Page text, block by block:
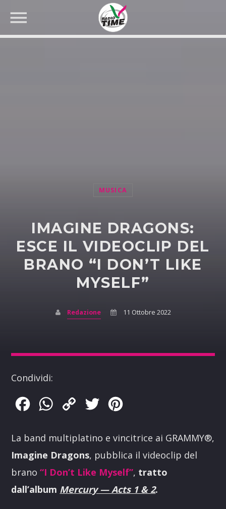
MUSICA
IMAGINE DRAGONS:
ESCE IL VIDEOCLIP DEL
BRANO “I DON’T LIKE
MYSELF”
Redazione 11 Ottobre 2022
Condividi:
FacebookWhatsApp
Copy
Twitter
La band multiplatino e vincitrice ai GRAMMY®,
Imagine Dragons, pubblica il videoclip del
brano“I Don’t Like Myself”, tratto
dall’album Mercury — Acts 1 & 2.